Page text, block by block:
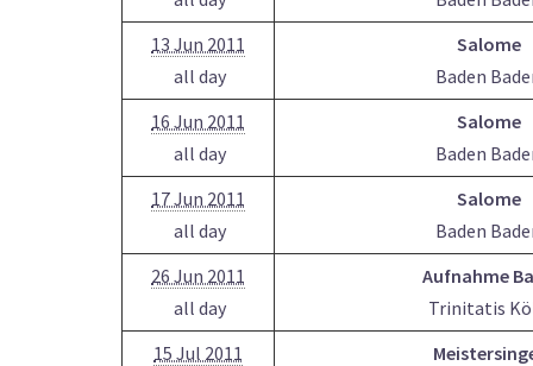
13 Jun 2011
all day
Salome
Baden
16 Jun 2011
all day
Salome
Baden
17 Jun 2011
all day
Salome
Baden
26 Jun 2011
all day
Aufnahme
Trinitatis
15 Jul 2011